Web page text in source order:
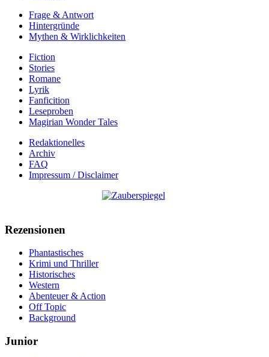
Frage & Antwort
Hintergründe
Mythen & Wirklichkeiten
Fiction
Stories
Romane
Lyrik
Fanficition
Leseproben
Magirian Wonder Tales
Redaktionelles
Archiv
FAQ
Impressum / Disclaimer
Rezensionen
Phantastisches
Krimi und Thriller
Historisches
Western
Abenteuer & Action
Off Topic
Background
Junior